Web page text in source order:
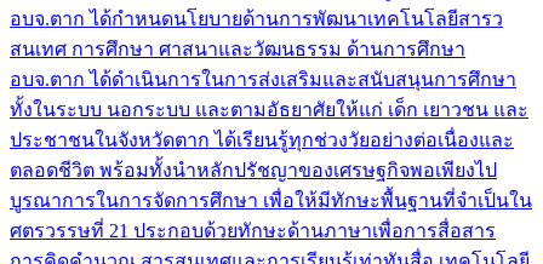
อบจ.ตาก ได้กำหนดนโยบายด้านการพัฒนาเทคโนโลยีสารว
สนเทศ การศึกษา ศาสนาและวัฒนธรรม ด้านการศึกษา
อบจ.ตาก ได้ดำเนินการในการส่งเสริมและสนับสนุนการศึกษา
ทั้งในระบบ นอกระบบ และตามอัธยาศัยให้แก่ เด็ก เยาวชน และ
ประชาชนในจังหวัดตาก ได้เรียนรู้ทุกช่วงวัยอย่างต่อเนื่องและ
ตลอดชีวิต พร้อมทั้งนำหลักปรัชญาของเศรษฐกิจพอเพียงไป
บูรณาการในการจัดการศึกษา เพื่อให้มีทักษะพื้นฐานที่จำเป็นใน
ศตรวรรษที่ 21 ประกอบด้วยทักษะด้านภาษาเพื่อการสื่อสาร